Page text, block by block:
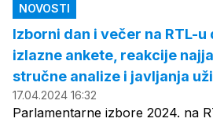
NOVOSTI
Izborni dan i večer na RTL-u
izlazne ankete, reakcije
stručne analize i javljanja
17.04.2024 16:32
Parlamentarne izbore 2024. na